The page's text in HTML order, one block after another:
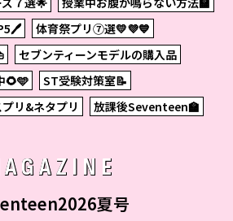
体育祭プリ⑦選💛💜💙
セブンティーンモデルの購入品
🌻🩵
ST受験対策室📝
リ&ネタプリ
放課後Seventeen🏫
夏号